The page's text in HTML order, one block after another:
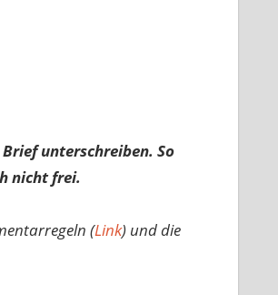
unterschreiben. So
nicht frei.
(Link) und die